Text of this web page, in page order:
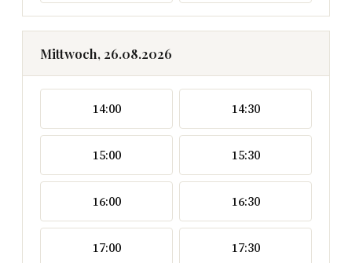
Mittwoch, 26.08.2026
14:00 14:30
15:00 15:30
16:00 16:30
17:00 17:30